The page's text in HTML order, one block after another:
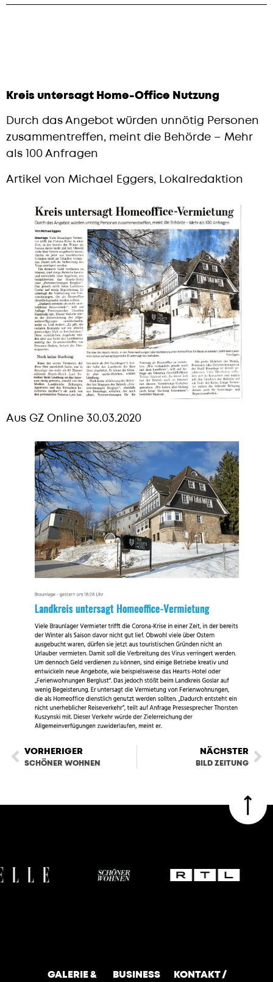
Kreis untersagt Home-Office Nutzung
Durch das Angebot würden unnötig Personen
zusammentreffen, meint die Behörde – Mehr
als 100 Anfragen
Artikel von Michael Eggers, Lokalredaktion
Aus GZ Online 30.03.2020
VORHERIGER
SCHÖNER WOHNEN
NÄCHSTER
BILD ZEITUNG
GALERIE &
BUSINESS
KONTAKT /